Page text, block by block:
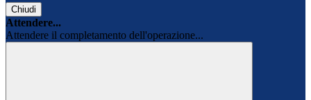
Chiudi
Attendere...
Attendere il completamento dell'operazione...